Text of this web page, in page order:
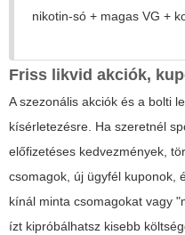
nikotin-só + magas VG +
Friss likvid akciók,
A szezonális akciók és a bolti
kísérletezésre. Ha szeretnél
előfizetéses kedvezmények,
csomagok, új ügyfél kuponok,
kínál minta csomagokat vagy
ízt kipróbálhatsz kisebb